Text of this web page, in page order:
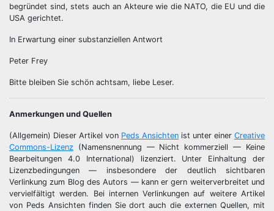
begründet sind, stets auch an Akteure wie die NATO, die EU und die
USA gerichtet.
In Erwartung einer substanziellen Antwort
Peter Frey
Bitte bleiben Sie schön achtsam, liebe Leser.
Anmerkungen und Quellen
(Allgemein) Dieser Artikel von Peds Ansichten ist unter einer Creative
Commons-Lizenz (Namensnennung — Nicht kommerziell — Keine
Bearbeitungen 4.0 International) lizenziert. Unter Einhaltung der
Lizenzbedingungen — insbesondere der deutlich sichtbaren
Verlinkung zum Blog des Autors — kann er gern weiterverbreitet und
vervielfältigt werden. Bei internen Verlinkungen auf weitere Artikel
von Peds Ansichten finden Sie dort auch die externen Quellen, mit